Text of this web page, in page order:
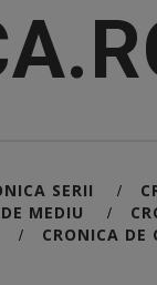
SERII /
MEDIU /
/ CRONICA DE